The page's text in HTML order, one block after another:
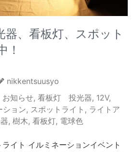
器、看板灯、スポット
！
nikkentsuusyo
お知らせ, 看板灯 投光器, 12V,
ション, スポットライト , ライトア
, 樹木, 看板灯, 電球色
イト イルミネーションイベント